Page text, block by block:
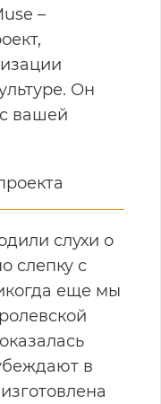
–
Он
вашей
слухи о
слепку с
еще мы
в